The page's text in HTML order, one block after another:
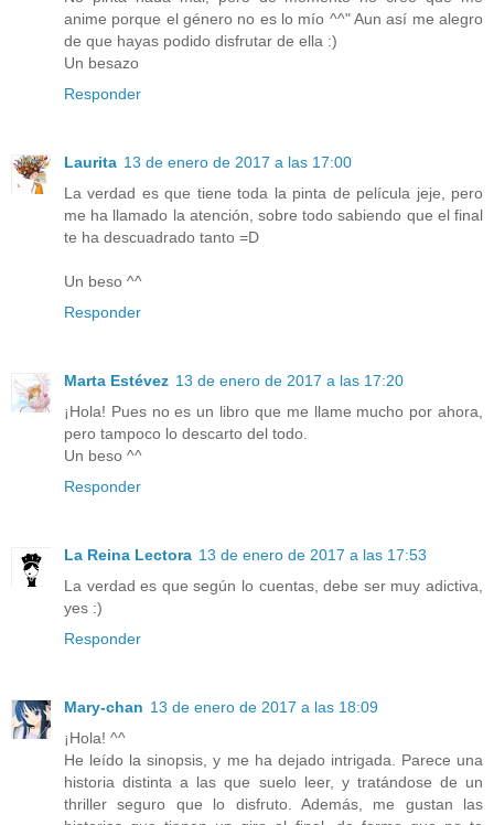
anime porque el género no es lo mío ^^" Aun así me alegro
de que hayas podido disfrutar de ella :)
Un besazo
Responder
Laurita 13 de enero de 2017 a las 17:00
La verdad es que tiene toda la pinta de película jeje, pero
me ha llamado la atención, sobre todo sabiendo que el final
te ha descuadrado tanto =D
Un beso ^^
Responder
Marta Estévez 13 de enero de 2017 a las 17:20
¡Hola! Pues no es un libro que me llame mucho por ahora,
pero tampoco lo descarto del todo.
Un beso ^^
Responder
La Reina Lectora 13 de enero de 2017 a las 17:53
La verdad es que según lo cuentas, debe ser muy adictiva,
yes :)
Responder
Mary-chan 13 de enero de 2017 a las 18:09
¡Hola! ^^
He leído la sinopsis, y me ha dejado intrigada. Parece una
historia distinta a las que suelo leer, y tratándose de un
thriller seguro que lo disfruto. Además, me gustan las